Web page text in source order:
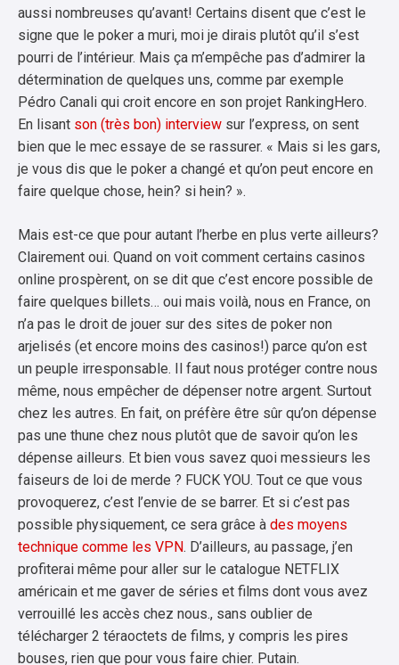
aussi nombreuses qu’avant! Certains disent que c’est le
signe que le poker a muri, moi je dirais plutôt qu’il s’est
pourri de l’intérieur. Mais ça m’empêche pas d’admirer la
détermination de quelques uns, comme par exemple
Pédro Canali qui croit encore en son projet RankingHero.
En lisant son (très bon) interview sur l’express, on sent
bien que le mec essaye de se rassurer. « Mais si les gars,
je vous dis que le poker a changé et qu’on peut encore en
faire quelque chose, hein? si hein? ».
Mais est-ce que pour autant l’herbe en plus verte ailleurs?
Clairement oui. Quand on voit comment certains casinos
online prospèrent, on se dit que c’est encore possible de
faire quelques billets… oui mais voilà, nous en France, on
n’a pas le droit de jouer sur des sites de poker non
arjelisés (et encore moins des casinos!) parce qu’on est
un peuple irresponsable. Il faut nous protéger contre nous
même, nous empêcher de dépenser notre argent. Surtout
chez les autres. En fait, on préfère être sûr qu’on dépense
pas une thune chez nous plutôt que de savoir qu’on les
dépense ailleurs. Et bien vous savez quoi messieurs les
faiseurs de loi de merde ? FUCK YOU. Tout ce que vous
provoquerez, c’est l’envie de se barrer. Et si c’est pas
possible physiquement, ce sera grâce à des moyens
technique comme les VPN. D’ailleurs, au passage, j’en
profiterai même pour aller sur le catalogue NETFLIX
américain et me gaver de séries et films dont vous avez
verrouillé les accès chez nous., sans oublier de
télécharger 2 téraoctets de films, y compris les pires
bouses, rien que pour vous faire chier. Putain.